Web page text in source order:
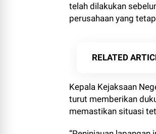
telah dilakukan
perusahaan yang
RELATED
Kepala Kejaksaan
turut memberikan
memastikan situasi